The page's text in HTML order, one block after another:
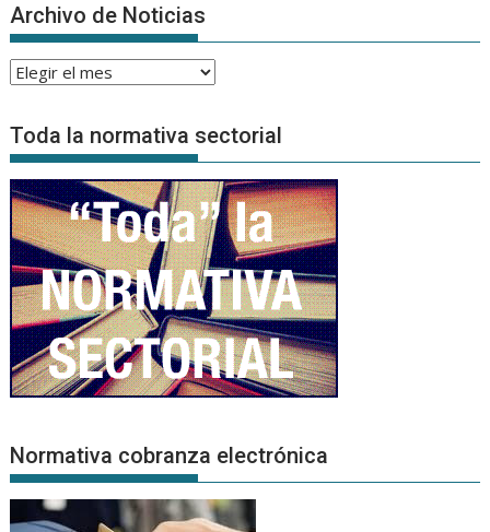
Archivo de Noticias
Archivo
Noticias
Toda la normativa sectorial
Normativa cobranza electrónica